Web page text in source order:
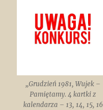
„Grudzień 1981, Wujek –
Pamiętamy. 4 kartki z
kalendarza – 13, 14, 15, 16